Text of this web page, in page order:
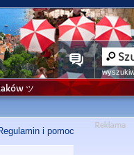
ツ
i pomoc